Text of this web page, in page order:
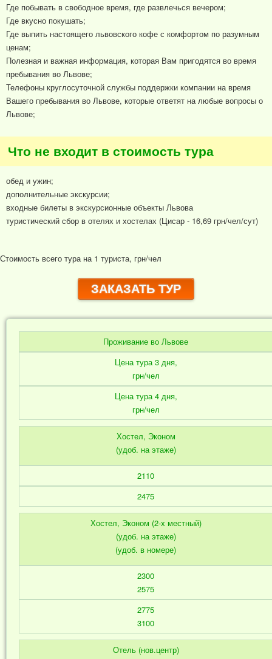
Где побывать в свободное время, где развлечься вечером;
Где вкусно покушать;
Где выпить настоящего львовского кофе с комфортом по разумным
ценам;
Полезная и важная информация, которая Вам пригодятся во время
пребывания во Львове;
Телефоны круглосуточной службы поддержки компании на время
Вашего пребывания во Львове, которые ответят на любые вопросы о
Львове;
Что не входит в стоимость тура
обед и ужин;
дополнительные экскурсии;
входные билеты в экскурсионные объекты Львова
туристический сбор в отелях и хостелах (Цисар - 16,69 грн/чел/сут)
Стоимость всего тура на 1 туриста, грн/чел
ЗАКАЗАТЬ ТУР
Проживание во Львове
Цена тура 3 дня,
грн/чел
Цена тура 4 дня,
грн/чел
Хостел, Эконом
(удоб. на этаже)
2110
2475
Хостел, Эконом (2-х местный)
(удоб. на этаже)
(удоб. в номере)
2300
2575
2775
3100
Отель (нов.центр)